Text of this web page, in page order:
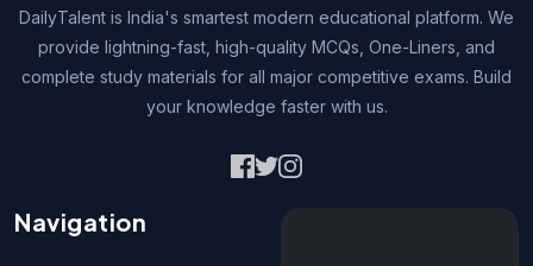
DailyTalent is India's smartest modern educational platform. We
provide lightning-fast, high-quality MCQs, One-Liners, and
complete study materials for all major competitive exams. Build
your knowledge faster with us.
Navigation